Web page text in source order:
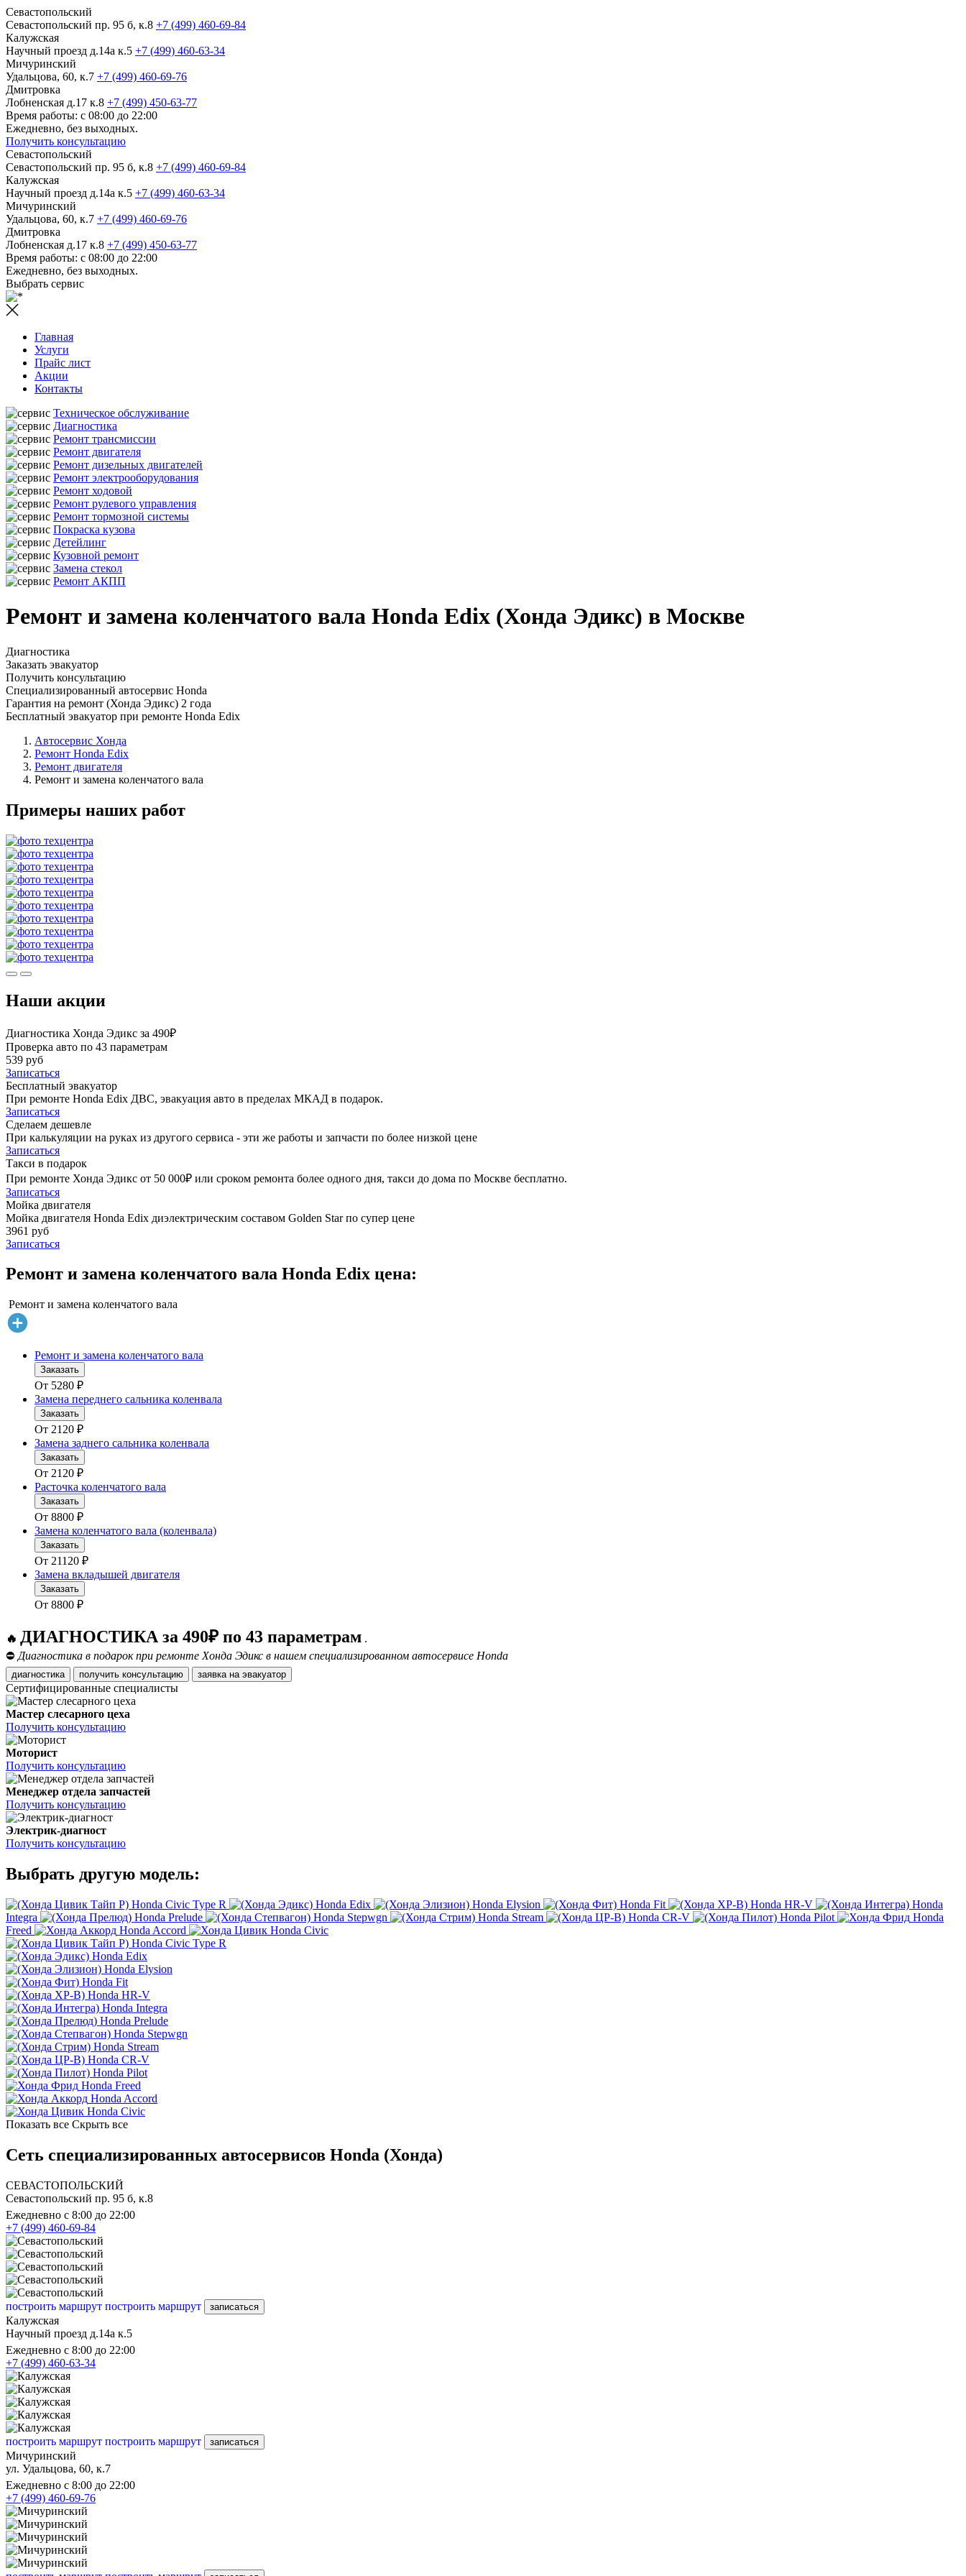
Севастопольский
Севастопольский пр. 95 б, к.8 +7 (499) 460-69-84
Калужская
Научный проезд д.14а к.5 +7 (499) 460-63-34
Мичуринский
Удальцова, 60, к.7 +7 (499) 460-69-76
Дмитровка
Лобненская д.17 к.8 +7 (499) 450-63-77
Время работы: с 08:00 до 22:00
Ежедневно, без выходных.
Получить консультацию
Севастопольский
Севастопольский пр. 95 б, к.8 +7 (499) 460-69-84
Калужская
Научный проезд д.14а к.5 +7 (499) 460-63-34
Мичуринский
Удальцова, 60, к.7 +7 (499) 460-69-76
Дмитровка
Лобненская д.17 к.8 +7 (499) 450-63-77
Время работы: с 08:00 до 22:00
Ежедневно, без выходных.
Выбрать сервис
Главная
Услуги
Прайс лист
Акции
Контакты
Техническое обслуживание
Диагностика
Ремонт трансмиссии
Ремонт двигателя
Ремонт дизельных двигателей
Ремонт электрооборудования
Ремонт ходовой
Ремонт рулевого управления
Ремонт тормозной системы
Покраска кузова
Детейлинг
Кузовной ремонт
Замена стекол
Ремонт АКПП
Ремонт и замена коленчатого вала Honda Edix (Хонда Эдикс) в Москве
Диагностика
Заказать эвакуатор
Получить консультацию
Специализированный автосервис Honda
Гарантия на ремонт (Хонда Эдикс) 2 года
Бесплатный эвакуатор при ремонте Honda Edix
Автосервис Хонда
Ремонт Honda Edix
Ремонт двигателя
Ремонт и замена коленчатого вала
Примеры наших работ
Наши акции
Диагностика Хонда Эдикс за 490₽
Проверка авто по 43 параметрам
539 руб
Записаться
Бесплатный эвакуатор
При ремонте Honda Edix ДВС, эвакуация авто в пределах МКАД в подарок.
Записаться
Сделаем дешевле
При калькуляции на руках из другого сервиса - эти же работы и запчасти по более низкой цене
Записаться
Такси в подарок
При ремонте Хонда Эдикс от 50 000₽ или сроком ремонта более одного дня, такси до дома по Москве бесплатно.
Записаться
Мойка двигателя
Мойка двигателя Honda Edix диэлектрическим составом Golden Star по супер цене
3961 руб
Записаться
Ремонт и замена коленчатого вала Honda Edix цена:
Ремонт и замена коленчатого вала
Ремонт и замена коленчатого вала
Заказать
От 5280 ₽
Замена переднего сальника коленвала
Заказать
От 2120 ₽
Замена заднего сальника коленвала
Заказать
От 2120 ₽
Расточка коленчатого вала
Заказать
От 8800 ₽
Замена коленчатого вала (коленвала)
Заказать
От 21120 ₽
Замена вкладышей двигателя
Заказать
От 8800 ₽
🔥 ДИАГНОСТИКА за 490₽ по 43 параметрам .
⛔ Диагностика в подарок при ремонте Хонда Эдикс в нашем специализированном автосервисе Honda
диагностика получить консультацию заявка на эвакуатор
Сертифицированные специалисты
Мастер слесарного цеха
Получить консультацию
Моторист
Получить консультацию
Менеджер отдела запчастей
Получить консультацию
Электрик-диагност
Получить консультацию
Выбрать другую модель:
Honda Civic Type R Honda Edix Honda Elysion Honda Fit Honda HR-V
Honda
Integra
Honda Prelude Honda Stepwgn Honda Stream Honda CR-V Honda Pilot
Honda
Freed
Honda Accord
Honda Civic
Honda Civic Type R
Honda Edix
Honda Elysion
Honda Fit
Honda HR-V
Honda Integra
Honda Prelude
Honda Stepwgn
Honda Stream
Honda CR-V
Honda Pilot
Honda Freed
Honda Accord
Honda Civic
Показать все Скрыть все
Сеть специализированных автосервисов Honda (Хонда)
СЕВАСТОПОЛЬСКИЙ
Севастопольский пр. 95 б, к.8
Ежедневно с 8:00 до 22:00
+7 (499) 460-69-84
построить маршрут построить маршрут записаться
Калужская
Научный проезд д.14а к.5
Ежедневно с 8:00 до 22:00
+7 (499) 460-63-34
построить маршрут построить маршрут записаться
Мичуринский
ул. Удальцова, 60, к.7
Ежедневно с 8:00 до 22:00
+7 (499) 460-69-76